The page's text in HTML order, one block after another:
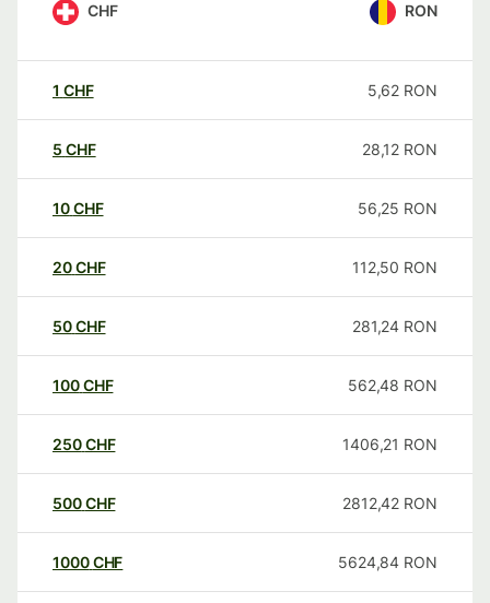
CHF RON
1 CHF 5,62 RON
5 CHF 28,12 RON
10CHF 56,25 RON
20CHF 112,50 RON
50CHF 281,24 RON
100CHF 562,48 RON
250CHF 1406,21 RON
500CHF 2812,42 RON
1000CHF 5624,84 RON